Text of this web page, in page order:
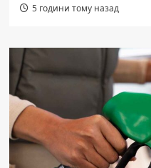
5 години тому назад